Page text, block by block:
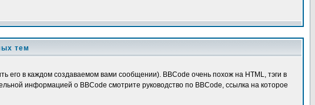
тем
его в каждом создаваемом вами сообщении). BBCode очень похож на HTML, тэги в
информацией о BBCode смотрите руководство по BBCode, ссылка на которое